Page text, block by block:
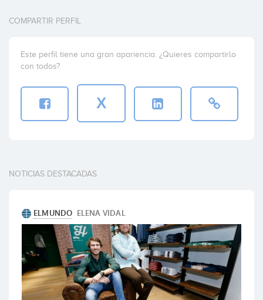
COMPARTIR PERFIL
Este perfil tiene una gran apariencia. ¿Quieres compartirlo
con todos?
X
NOTICIAS DESTACADAS